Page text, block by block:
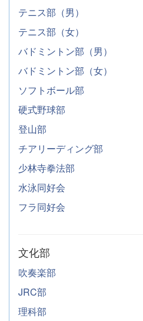
テニス部（男）
テニス部（女）
バドミントン部（男）
バドミントン部（女）
ソフトボール部
硬式野球部
登山部
チアリーディング部
少林寺拳法部
水泳同好会
フラ同好会
文化部
吹奏楽部
JRC部
理科部